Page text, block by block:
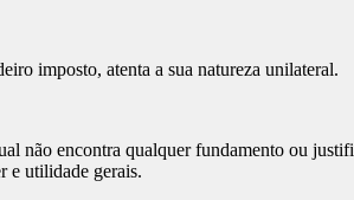
imposto, atenta a sua natureza unilateral.
não encontra qualquer fundamento ou
e utilidade gerais.